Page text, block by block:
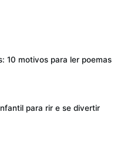
10 motivos para ler poemas
para rir e se divertir